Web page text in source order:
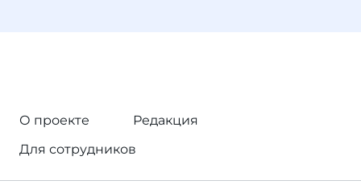
О проекте
Редакция
Для сотрудников